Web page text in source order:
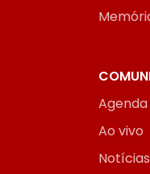
Agenda
Ao vivo
Notícias